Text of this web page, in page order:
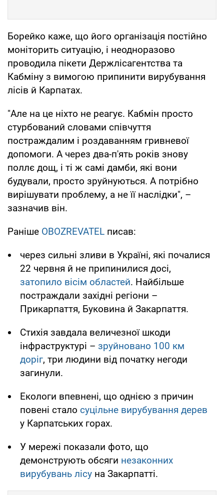
Борейко каже, що його організація постійно
моніторить ситуацію, і неодноразово
проводила пікети Держлісагентства та
Кабміну з вимогою припинити вирубування
лісів й Карпатах.
"Але на це ніхто не реагує. Кабмін просто
стурбований словами співчуття
постраждалим і роздаванням гривневої
допомоги. А через два-п'ять років знову
поллє дощ, і ті ж самі дамби, які вони
будували, просто зруйнуються. А потрібно
вирішувати проблему, а не її наслідки", –
зазначив він.
Раніше OBOZREVATEL писав:
через сильні зливи в Україні, які почалися
22 червня й не припинилися досі,
затопило вісім областей. Найбільше
постраждали західні регіони –
Прикарпаття, Буковина й Закарпаття.
Стихія завдала величезної шкоди
інфраструктурі – зруйновано 100 км
доріг, три людини від початку негоди
загинули.
Екологи впевнені, що однією з причин
повені стало суцільне вирубування дерев
у Карпатських горах.
У мережі показали фото, що
демонструють обсяги незаконних
вирубувань лісу на Закарпатті.